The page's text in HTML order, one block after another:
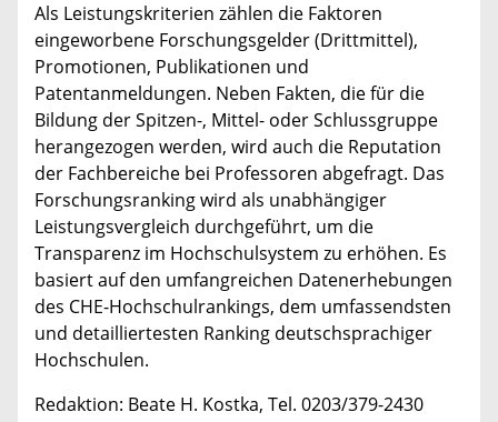
Als Leistungskriterien zählen die Faktoren
eingeworbene Forschungsgelder (Drittmittel),
Promotionen, Publikationen und
Patentanmeldungen. Neben Fakten, die für die
Bildung der Spitzen-, Mittel- oder Schlussgruppe
herangezogen werden, wird auch die Reputation
der Fachbereiche bei Professoren abgefragt. Das
Forschungsranking wird als unabhängiger
Leistungsvergleich durchgeführt, um die
Transparenz im Hochschulsystem zu erhöhen. Es
basiert auf den umfangreichen Datenerhebungen
des CHE-Hochschulrankings, dem umfassendsten
und detailliertesten Ranking deutschsprachiger
Hochschulen.
Redaktion: Beate H. Kostka, Tel. 0203/379-2430